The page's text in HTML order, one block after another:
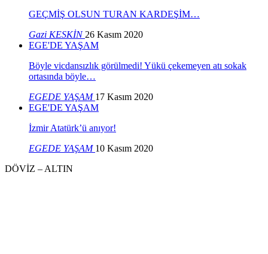
GEÇMİŞ OLSUN TURAN KARDEŞİM…
Gazi KESKİN 26 Kasım 2020
EGE'DE YAŞAM
Böyle vicdansızlık görülmedi! Yükü çekemeyen atı sokak
ortasında böyle…
EGEDE YAŞAM 17 Kasım 2020
EGE'DE YAŞAM
İzmir Atatürk’ü anıyor!
EGEDE YAŞAM 10 Kasım 2020
DÖVİZ – ALTIN